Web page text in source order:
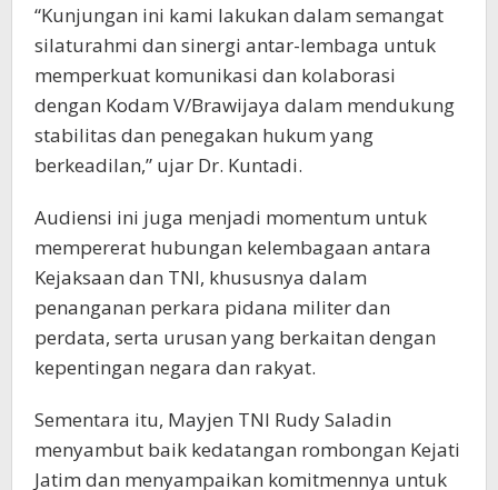
“Kunjungan ini kami lakukan dalam semangat
silaturahmi dan sinergi antar-lembaga untuk
memperkuat komunikasi dan kolaborasi
dengan Kodam V/Brawijaya dalam mendukung
stabilitas dan penegakan hukum yang
berkeadilan,” ujar Dr. Kuntadi.
Audiensi ini juga menjadi momentum untuk
mempererat hubungan kelembagaan antara
Kejaksaan dan TNI, khususnya dalam
penanganan perkara pidana militer dan
perdata, serta urusan yang berkaitan dengan
kepentingan negara dan rakyat.
Sementara itu, Mayjen TNI Rudy Saladin
menyambut baik kedatangan rombongan Kejati
Jatim dan menyampaikan komitmennya untuk